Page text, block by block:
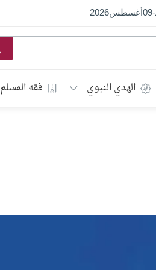
-
09أغسطس2026
الهدي النبوي فقه المسلم